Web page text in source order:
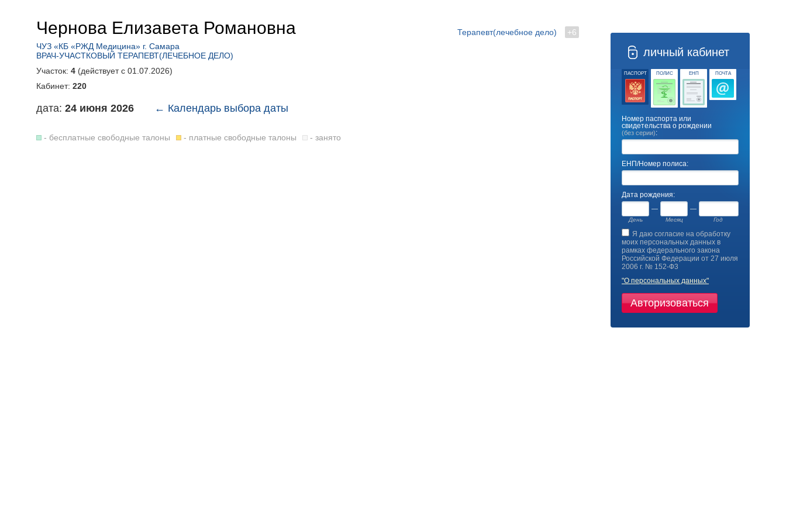
Чернова Елизавета Романовна Терапевт(лечебное дело)
+6
ЧУЗ «КБ «РЖД Медицина» г. Самара
ВРАЧ-УЧАСТКОВЫЙ ТЕРАПЕВТ(ЛЕЧЕБНОЕ ДЕЛО)
Участок: 4 (действует c 01.07.2026)
Кабинет: 220
дата: 24 июня 2026 ← Календарь выбора даты
- бесплатные свободные талоны - платные свободные талоны - занято
личный кабинет
ПАСПОРТ ПОЛИС ЕНП ПОЧТА
Номер паспорта или
свидетельства о рождении
(без серии):
ЕНП/Номер полиса:
Дата рождения:
День Месяц Год
Я даю согласие на обработку
моих персональных данных в
рамках федерального закона
Российской Федерации от 27 июля
2006 г. № 152-Ф3
"О персональных данных"